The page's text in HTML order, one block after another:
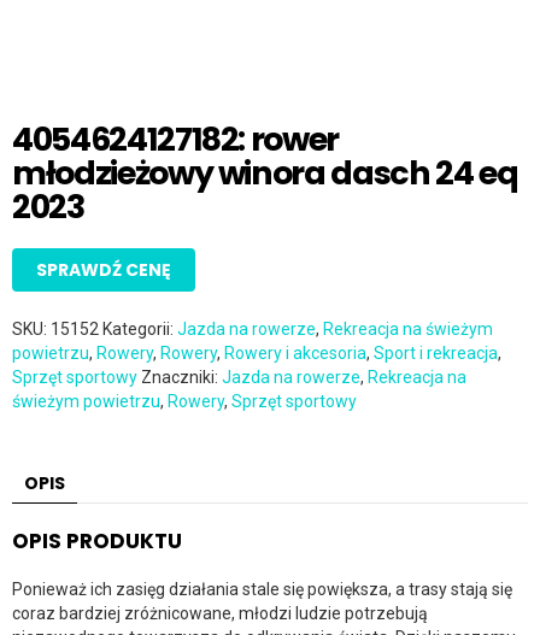
4054624127182: rower
młodzieżowy winora dasch 24 eq
2023
SPRAWDŹ CENĘ
SKU: 15152 Kategorii: Jazda na rowerze, Rekreacja na świeżym
powietrzu, Rowery, Rowery, Rowery i akcesoria, Sport i rekreacja,
Sprzęt sportowy Znaczniki: Jazda na rowerze, Rekreacja na
świeżym powietrzu, Rowery, Sprzęt sportowy
OPIS
OPIS PRODUKTU
Ponieważ ich zasięg działania stale się powiększa, a trasy stają się
coraz bardziej zróżnicowane, młodzi ludzie potrzebują